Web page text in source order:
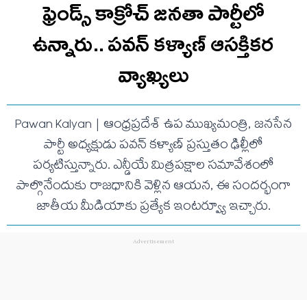
ఫ్రెండ్స్ కాక్రోచ్ జనతా పార్టీలో
ఉన్నారు.. ప‌వ‌న్ క‌ళ్యాణ్ ఆసక్తిక‌ర
వ్యాఖ్య‌లు
Pawan Kalyan | ఆంధ్రప్రదేశ్ ఉప ముఖ్యమంత్రి, జనసేన
పార్టీ అధ్యక్షుడు పవన్ కళ్యాణ్ ప్రస్తుతం ఢిల్లీలో
పర్యటిస్తున్నారు. ఎన్డీయే మిత్రపక్షాల సమావేశంలో
పాల్గొనేందుకు రాజధానికి వెళ్లిన ఆయన, ఈ సందర్భంగా
జాతీయ మీడియాకు ప్రత్యేక ఇంటర్వ్యూ ఇచ్చారు.